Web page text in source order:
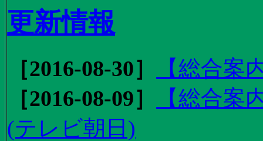
更新情報
［2016-08-30］
【総合
［2016-08-09］
【総合
(テレビ朝日)